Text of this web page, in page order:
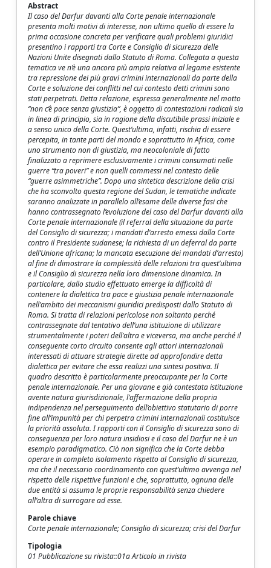
Abstract
Il caso del Darfur davanti alla Corte penale internazionale
presenta molti motivi di interesse, non ultimo quello di essere la
prima occasione concreta per verificare quali problemi giuridici
presentino i rapporti tra Corte e Consiglio di sicurezza delle
Nazioni Unite disegnati dallo Statuto di Roma. Collegata a questa
tematica ve n’è una ancora più ampia relativa al legame esistente
tra repressione dei più gravi crimini internazionali da parte della
Corte e soluzione dei conflitti nel cui contesto detti crimini sono
stati perpetrati. Detta relazione, espressa generalmente nel motto
“non c’è pace senza giustizia”, è oggetto di contestazioni radicali sia
in linea di principio, sia in ragione della discutibile prassi iniziale e
a senso unico della Corte. Quest’ultima, infatti, rischia di essere
percepita, in tante parti del mondo e soprattutto in Africa, come
uno strumento non di giustizia, ma neocoloniale di fatto
finalizzato a reprimere esclusivamente i crimini consumati nelle
guerre “tra poveri” e non quelli commessi nel contesto delle
“guerre asimmetriche”. Dopo una sintetica descrizione della crisi
che ha sconvolto questa regione del Sudan, le tematiche indicate
saranno analizzate in parallelo all’esame delle diverse fasi che
hanno contrassegnato l’evoluzione del caso del Darfur davanti alla
Corte penale internazionale (il referral della situazione da parte
del Consiglio di sicurezza; i mandati d’arresto emessi dalla Corte
contro il Presidente sudanese; la richiesta di un deferral da parte
dell’Unione africana; la mancata esecuzione dei mandati d’arresto)
al fine di dimostrare la complessità delle relazioni tra quest’ultima
e il Consiglio di sicurezza nella loro dimensione dinamica. In
particolare, dallo studio effettuato emerge la difficoltà di
contenere la dialettica tra pace e giustizia penale internazionale
nell’ambito dei meccanismi giuridici predisposti dallo Statuto di
Roma. Si tratta di relazioni pericolose non soltanto perché
contrassegnate dal tentativo dell’una istituzione di utilizzare
strumentalmente i poteri dell’altra e viceversa, ma anche perché il
conseguente corto circuito consente agli attori internazionali
interessati di attuare strategie dirette ad approfondire detta
dialettica per evitare che essa realizzi una sintesi positiva. Il
quadro descritto è particolarmente preoccupante per la Corte
penale internazionale. Per una giovane e già contestata istituzione
avente natura giurisdizionale, l’affermazione della propria
indipendenza nel perseguimento dell’obiettivo statutario di porre
fine all’impunità per chi perpetra crimini internazionali costituisce
la priorità assoluta. I rapporti con il Consiglio di sicurezza sono di
conseguenza per loro natura insidiosi e il caso del Darfur ne è un
esempio paradigmatico. Ciò non significa che la Corte debba
operare in completo isolamento rispetto al Consiglio di sicurezza,
ma che il necessario coordinamento con quest’ultimo avvenga nel
rispetto delle rispettive funzioni e che, soprattutto, ognuna delle
due entità si assuma le proprie responsabilità senza chiedere
all’altra di surrogare ad esse.
Parole chiave
Corte penale internazionale; Consiglio di sicurezza; crisi del Darfur
Tipologia
01 Pubblicazione su rivista::01a Articolo in rivista